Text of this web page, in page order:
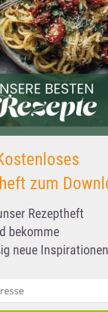
zum
Rezeptheft
bekomme
neue